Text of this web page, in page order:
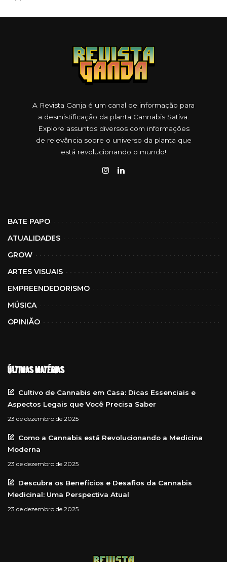
A Revista Ganja é um canal de informação para
a desmistificação da planta Cannabis Sativa.
Explore assuntos diversos com informações
de relevância sobre o universo da planta que
está revolucionando o mundo!
BATE PAPO
ATUALIDADES
GROW
ARTES VISUAIS
EMPREENDEDORISMO
MÚSICA
OPINIÃO
ÚLTIMAS MATÉRIAS
Cultivo de Cannabis em Casa: Dicas Essenciais e
Aspectos Legais que Você Precisa Saber
23 de dezembro de 2025
Como a Cannabis está Revolucionando a Medicina
Moderna
23 de dezembro de 2025
Descubra os Benefícios e Desafios da Cannabis
Medicinal: Uma Perspectiva Atual
23 de dezembro de 2025